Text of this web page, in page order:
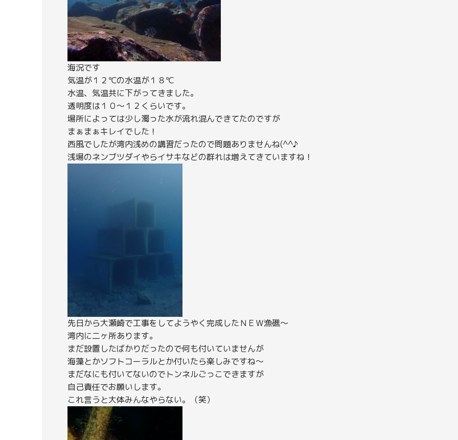
海況です
気温が１２℃の水温が１８℃
水温、気温共に下がってきました。
透明度は１０～１２くらいです。
場所によっては少し濁った水が流れ混んできてたのですが
まぁまぁキレイでした！
西風でしたが湾内浅めの講習だったので問題ありませんね(^^♪
浅場のネンブツダイやらイサキなどの群れは増えてきていますね！
先日から大瀬崎で工事をしてようやく完成したＮＥＷ漁礁～
湾内に二ヶ所あります。
まだ設置したばかりだったので何も付いていませんが
海藻とかソフトコーラルとか付いたら楽しみですね～
まだなにも付いてないのでトンネルごっこできますが
自己責任でお願いします。
これ言うと大体みんなやらない。（笑）